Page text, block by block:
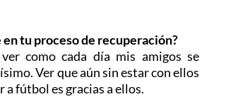
tu proceso de recuperación?
como cada día mis amigos se
Ver que aún sin estar con ellos
fútbol es gracias a ellos.